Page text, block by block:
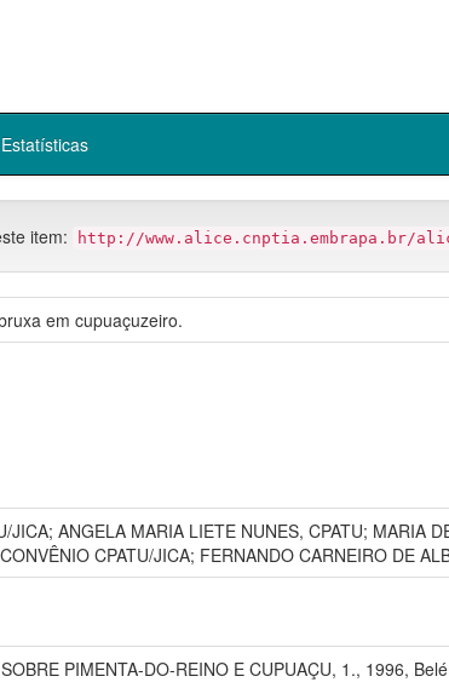
Estatísticas
item: http://www.alice.cnptia.embrapa.br/
em cupuaçuzeiro.
JICA; ANGELA MARIA LIETE NUNES, CPATU; MARIA
CPATU/JICA; FERNANDO CARNEIRO DE
PIMENTA-DO-REINO E CUPUAÇU, 1., 1996,